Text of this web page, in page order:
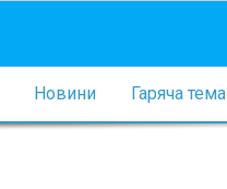
Новини Гаряча тема